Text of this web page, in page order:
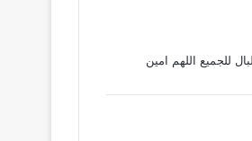
للجميع اللهم امين